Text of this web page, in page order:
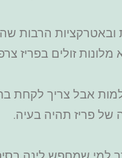
ובאטרקציות הרבות
זולים בפריז
אבל צריך לקחת
של פריז תהיה בעיה.